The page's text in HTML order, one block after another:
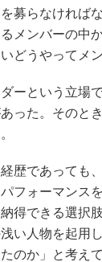
募らなければ
メンバーの中
どうやってメ
ーという立場
った。そのと
歴であっても
フォーマンス
得できる選択
い人物を起用
のか」と考え